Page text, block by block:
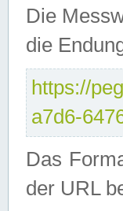
Die
die
https://
a7d6-
Das
der URL